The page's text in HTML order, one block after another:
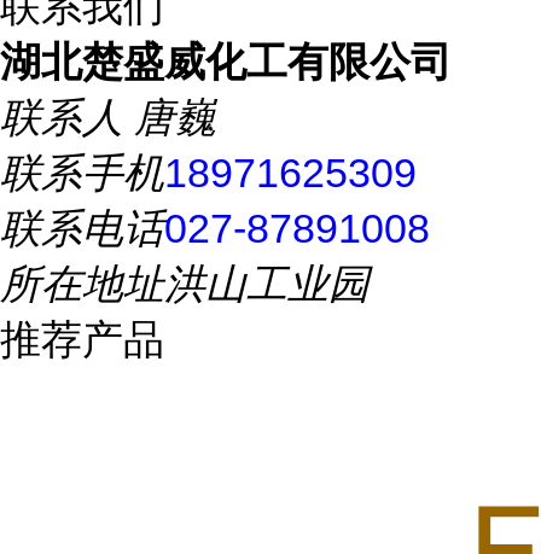
湖北楚盛威化工有限公司
联系人 唐巍
联系手机18971625309
联系电话027-87891008
所在地址洪山工业园
推荐产品